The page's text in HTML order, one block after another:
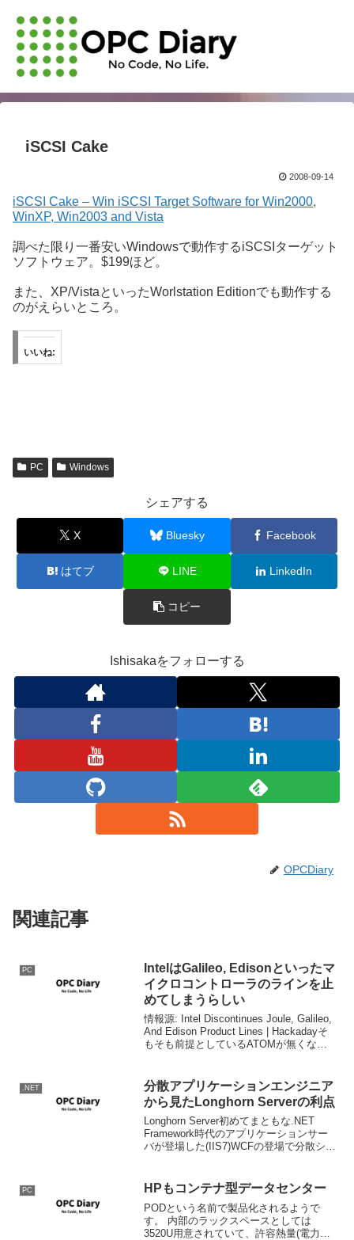
iSCSI Cake
2008-09-14
iSCSI Cake – Win iSCSI Target Software for Win2000,
WinXP, Win2003 and Vista
調べた限り一番安いWindowsで動作するiSCSIターゲット
ソフトウェア。$199ほど。
また、XP/VistaといったWorlstation Editionでも動作する
のがえらいところ。
いいね:
PC Windows
シェアする
X Bluesky Facebook
はてブ LINE LinkedIn
コピー
Ishisakaをフォローする
OPCDiary
関連記事
PC
IntelはGalileo, Edisonといったマ
イクロコントローラのラインを止
めてしまうらしい
情報源: Intel Discontinues Joule, Galileo,
And Edison Product Lines | Hackadayそ
もそも前提としているATOMが無くなっ
.NET
分散アプリケーションエンジニア
から見たLonghorn Serverの利点
Longhorn Server初めてまともな.NET
Framework時代のアプリケーションサー
バが登場した(IIS7)WCFの登場で分散シス
ケーションサーバの登...
PC HPもコンテナ型データセンター
PODという名前で製品化されるようで
す。 内部のラックスペースとしては
3520U用意されていて、許容熱量(電力量)